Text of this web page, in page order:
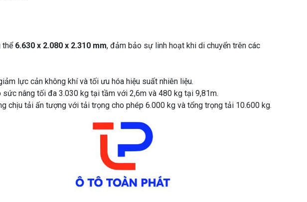
thể 6.630 x 2.080 x 2.310 mm, đảm bảo sự linh hoạt khi di chuyển trên các
lực cản không khí và tối ưu hóa hiệu suất nhiên liệu.
nâng tối đa 3.030 kg tại tầm với 2,6m và 480 kg tại 9,81m.
chịu tải ấn tượng với tải trọng cho phép 6.000 kg và tổng trọng tải 10.600 kg.